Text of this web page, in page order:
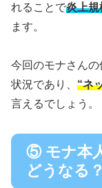
れることで炎上規
ます。
今回のモナさん
状況であり、 “ネ
言えるでしょう。
⑤ モナ本
どうなる？